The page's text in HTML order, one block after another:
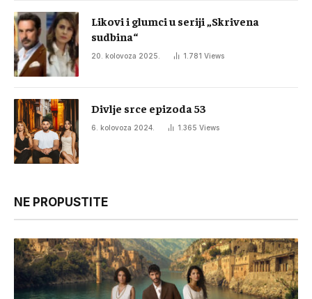
Likovi i glumci u seriji „Skrivena
sudbina“
20. kolovoza 2025. 1.781 Views
Divlje srce epizoda 53
6. kolovoza 2024. 1.365 Views
NE PROPUSTITE